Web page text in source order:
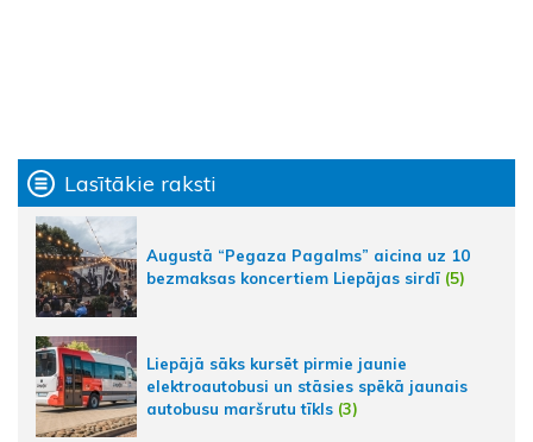
Lasītākie raksti
Augustā “Pegaza Pagalms” aicina uz 10
bezmaksas koncertiem Liepājas sirdī (5)
Liepājā sāks kursēt pirmie jaunie
elektroautobusi un stāsies spēkā jaunais
autobusu maršrutu tīkls (3)